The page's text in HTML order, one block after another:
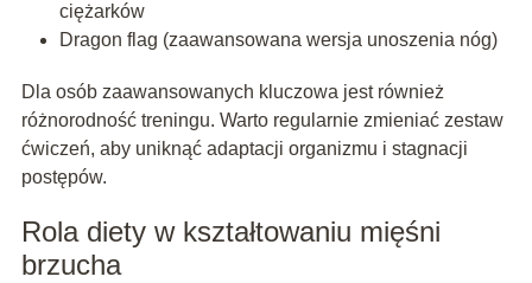
ciężarków
Dragon flag (zaawansowana wersja unoszenia nóg)
Dla osób zaawansowanych kluczowa jest również
różnorodność treningu. Warto regularnie zmieniać zestaw
ćwiczeń, aby uniknąć adaptacji organizmu i stagnacji
postępów.
Rola diety w kształtowaniu mięśni
brzucha